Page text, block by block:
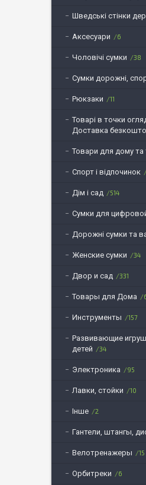
Шведські стінки
Аксесуари 6
Чоловічі сумки 38
Сумки дорожні,
Рюкзаки 11
Товарі в точки
Доставка
Товари для дому та
Спорт і відпочинок
Дім і сад 514
Сумки для
Дорожні сумки та
Женские сумки 34
Двор и сад 331
Товары для Дома
Инструменты 157
Развивающие
детей
34
Электроника 95
Лавки, стойки 10
Інше 2
Гантели, штангы,
Велотренажеры 15
Орбитреки 6